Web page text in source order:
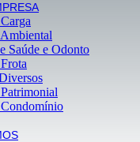
Saúde e Odonto